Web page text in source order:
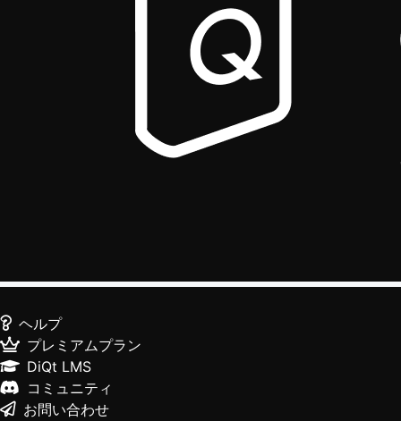
ヘルプ
プレミアムプラン
DiQt LMS
コミュニティ
お問い合わせ